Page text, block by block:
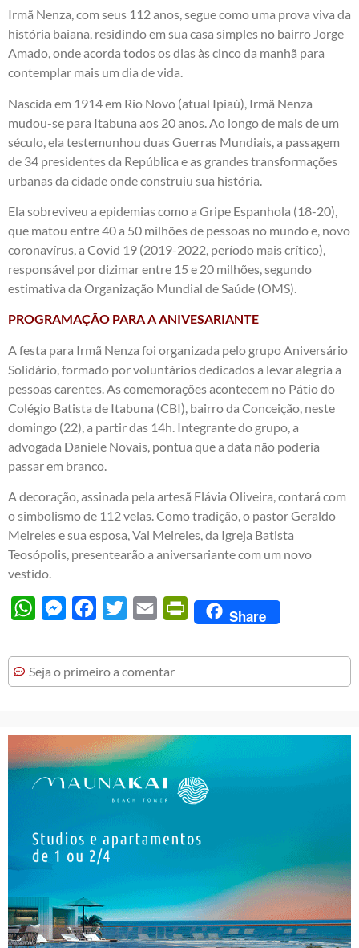
​Irmã Nenza, com seus 112 anos, segue como uma prova viva da
história baiana, residindo em sua casa simples no bairro Jorge
Amado, onde acorda todos os dias às cinco da manhã para
contemplar mais um dia de vida.
​Nascida em 1914 em Rio Novo (atual Ipiaú), Irmã Nenza
mudou-se para Itabuna aos 20 anos. Ao longo de mais de um
século, ela testemunhou duas Guerras Mundiais, a passagem
de 34 presidentes da República e as grandes transformações
urbanas da cidade onde construiu sua história.
Ela sobreviveu a epidemias como a Gripe Espanhola (18-20),
que matou entre 40 a 50 milhões de pessoas no mundo e, novo
coronavírus, a Covid 19 (2019-2022, período mais crítico),
responsável por dizimar entre 15 e 20 milhões, segundo
estimativa da Organização Mundial de Saúde (OMS).
​PROGRAMAÇÃO PARA A ANIVESARIANTE
A festa para Irmã Nenza foi organizada pelo grupo Aniversário
Solidário, formado por voluntários dedicados a levar alegria a
pessoas carentes. As comemorações acontecem no Pátio do
Colégio Batista de Itabuna (CBI), bairro da Conceição, neste
domingo (22), a partir das​ 14h. Integrante do grupo, a
advogada Daniele Novais, pontua que a data não poderia
passar em branco.
A decoração, assinada pela artesã Flávia Oliveira, contará com
o simbolismo de 112 velas. Como tradição, o pastor Geraldo
Meireles e sua esposa, Val Meireles, da Igreja Batista
Teosópolis, presentearão a aniversariante com um novo
vestido.
WhatsAppMessengerFacebook
Twitter Email PrintFriendly
Share
Seja o primeiro a comentar